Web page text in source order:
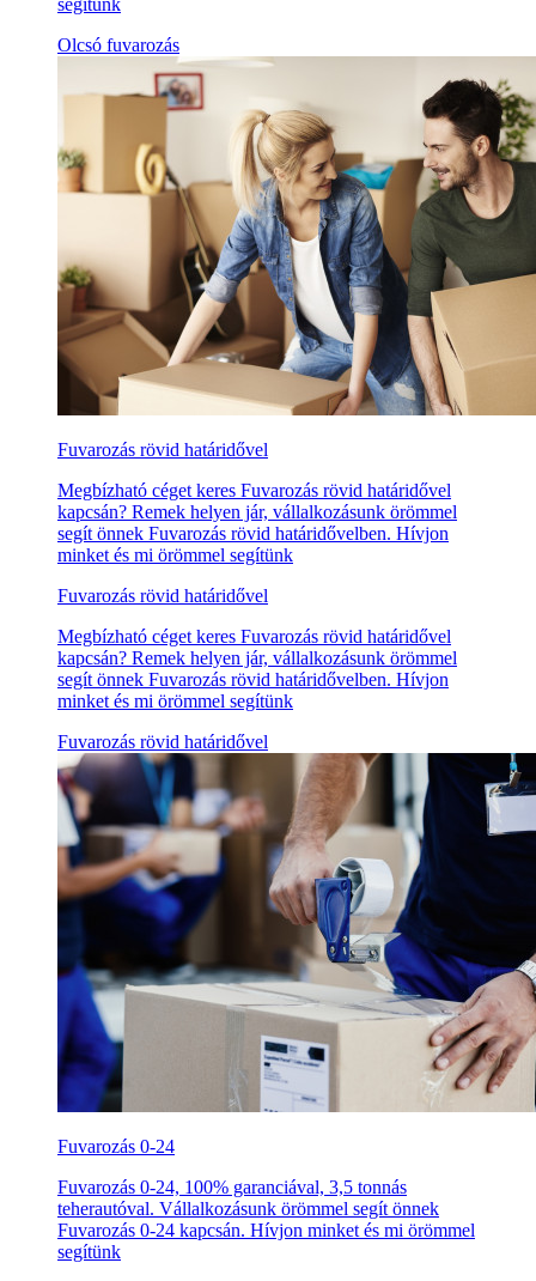
segítünk
Olcsó fuvarozás
Fuvarozás rövid határidővel
Megbízható céget keres Fuvarozás rövid határidővel
kapcsán? Remek helyen jár, vállalkozásunk örömmel
segít önnek Fuvarozás rövid határidővelben. Hívjon
minket és mi örömmel segítünk
Fuvarozás rövid határidővel
Megbízható céget keres Fuvarozás rövid határidővel
kapcsán? Remek helyen jár, vállalkozásunk örömmel
segít önnek Fuvarozás rövid határidővelben. Hívjon
minket és mi örömmel segítünk
Fuvarozás rövid határidővel
Fuvarozás 0-24
Fuvarozás 0-24, 100% garanciával, 3,5 tonnás
teherautóval. Vállalkozásunk örömmel segít önnek
Fuvarozás 0-24 kapcsán. Hívjon minket és mi örömmel
segítünk